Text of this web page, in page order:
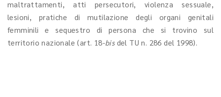
maltrattamenti, atti persecutori, violenza sessuale,
lesioni, pratiche di mutilazione degli organi genitali
femminili e sequestro di persona che si trovino sul
territorio nazionale (art. 18-bisdel TU n. 286 del 1998).